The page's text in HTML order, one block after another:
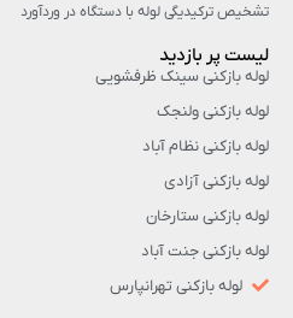
تشخیص ترکیدیگی لوله با دستگاه در وردآورد
لیست پر بازدید
لوله بازکنی سینک ظرفشویی
لوله بازکنی ولنجک
لوله بازکنی نظام آباد
لوله بازکنی آزادی
لوله بازکنی ستارخان
لوله بازکنی جنت آباد
لوله بازکنی تهرانپارس